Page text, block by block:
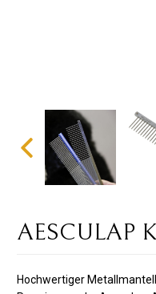
AESCULAP
Hochwertiger